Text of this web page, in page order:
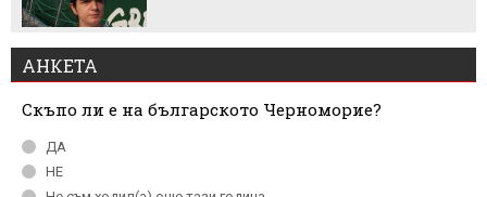
АНКЕТА
Скъпо ли е на българското Черноморие?
ДА
НЕ